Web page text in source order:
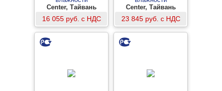
Center, Тайвань
16 055 руб. с НДС
Center, Тайвань
23 845 руб. с НДС